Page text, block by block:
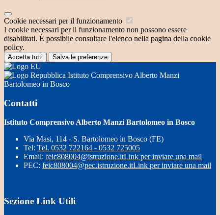
Cookie necessari per il funzionamento
I cookie necessari per il funzionamento non possono essere
disabilitati. È possibile consultare l'elenco nella pagina della cookie
policy.
Accetta tutti Salva le preferenze
Istituto Comprensivo Alberto Manzi
Bartolomeo in Bosco
Contatti
Istituto Comprensivo Alberto Manzi Bartolomeo in Bosco
Via Masi, 114 - S. Bartolomeo in Bosco (FE)
Tel: Tel. 0532 722164 - 0532 725005
Email: feic808004@istruzione.itLink per inviare una mail
PEC: feic808004@pec.istruzione.itLink per inviare una mail
Sezione Link Utili